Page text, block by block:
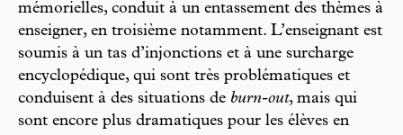
mémorielles, conduit à un entassement des thèmes à
enseigner, en troisième notamment. L’enseignant est
soumis à un tas d’injonctions et à une surcharge
encyclopédique, qui sont très problématiques et
conduisent à des situations de burn-out, mais qui
sont encore plus dramatiques pour les élèves en